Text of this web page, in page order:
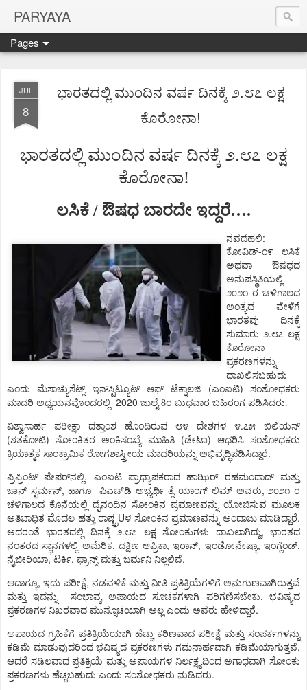
PARYAYA
Pages
JUL
8
ಭಾರತದಲ್ಲಿ ಮುಂದಿನ ವರ್ಷ ದಿನಕ್ಕೆ ೨.೮೭ ಲಕ್ಷ
ಕೊರೋನಾ!
ಭಾರತದಲ್ಲಿ ಮುಂದಿನ ವರ್ಷ ದಿನಕ್ಕೆ ೨.೮೭ ಲಕ್ಷ
ಕೊರೋನಾ!
ಲಸಿಕೆ / ಔಷಧ ಬಾರದೇ ಇದ್ದರೆ….
ನವದೆಹಲಿ:
ಕೋವಿಡ್-೧೯
ಲಸಿಕೆ
ಅಥವಾ
ಔಷಧದ
ಅನುಪಸ್ಥಿತಿಯಲ್ಲಿ
೨೦೨೧ ರ ಚಳಿಗಾಲದ
ಅಂತ್ಯದ
ವೇಳೆಗೆ
ಭಾರತವು
ದಿನಕ್ಕೆ
ಸುಮಾರು ೨.೮೭ ಲಕ್ಷ
ಕೊರೋನಾ
ಪ್ರಕರಣಗಳನ್ನು
ದಾಖಲಿಸಬಹುದು
ಎಂದು
ಮೆಸಾಚ್ಯುಸೆಟ್ಸ್ ಇನ್ಸ್ಟಿಟ್ಯೂಟ್ ಆಫ್ ಟೆಕ್ನಾಲಜಿ (ಎಂಐಟಿ)ಸಂಶೋಧಕರು
ಮಾದರಿ ಅಧ್ಯಯನವೊಂದರಲ್ಲಿ 2020 ಜುಲೈ 8ರ ಬುಧವಾರ ಬಹಿರಂಗ ಪಡಿಸಿದರು.
ವಿಶ್ವಾಸಾರ್ಹ ಪರೀಕ್ಷಾ ದತ್ತಾಂಶ ಹೊಂದಿರುವ ೮೪ ದೇಶಗಳ ೪.೭೫ ಬಿಲಿಯನ್
(ಶತಕೋಟಿ)ಸೋಂಕಿತರ ಅಂಕಿಸಂಖ್ಯೆ ಮಾಹಿತಿ(ಡೇಟಾ) ಆಧರಿಸಿ
ಸಂಶೋಧಕರು
ಕ್ರಿಯಾತ್ಮಕ ಸಾಂಕ್ರಾಮಿಕ ರೋಗಶಾಸ್ತ್ರೀಯ ಮಾದರಿಯನ್ನು ಅಭಿವೃದ್ಧಿಪಡಿಸಿದ್ದಾರೆ.
ಪ್ರಿಪ್ರಿಂಟ್ ಪೇಪರ್ನಲ್ಲಿ, ಎಂಐಟಿ ಪ್ರಾಧ್ಯಾಪಕರಾದ ಹಾಝಿರ್ ರಹಮಂದಾದ್
ಮತ್ತು
ಜಾನ್ ಸ್ಟರ್ಮನ್,ಹಾಗೂ ಪಿಎಚ್ಡಿ ಅಭ್ಯರ್ಥಿ ತ್ಸೆ ಯಾಂಗ್ ಲಿಮ್ ಅವರು,೨೦೨೧ ರ
ಚಳಿಗಾಲದ ಕೊನೆಯಲ್ಲಿ ದೈನಂದಿನ ಸೋಂಕಿನ ಪ್ರಮಾಣವನ್ನು ಯೋಜಿಸುವ ಮೂಲಕ
ಅತಿಬಾಧಿತ ಮೊದಲ ಹತ್ತು ರಾಷ್ಟ್ರ Uಳ ಸೋಂಕಿನ ಪ್ರಮಾಣವನ್ನು ಅಂದಾಜು ಮಾಡಿದ್ದಾರೆ.
ಅದರಂತೆ ಭಾರತದಲ್ಲಿ ದಿನಕ್ಕೆ ೨.೮೭ ಲಕ್ಷ ಸೋಂಕುಗಳು ದಾಖಲಾಗಿದ್ದು,ಭಾರತದ
ನಂತರದ ಸ್ಥಾನಗಳಲ್ಲಿ ಅಮೆರಿಕ, ದಕ್ಷಿಣ ಆಫ್ರಿಕಾ,ಇರಾನ್, ಇಂಡೋನೇಷ್ಯಾ,ಇಂಗ್ಲೆಂಡ್,
ನೈಜೀರಿಯಾ, ಟರ್ಕಿ, ಫ್ರಾನ್ಸ್ ಮತ್ತು ಜರ್ಮನಿ ನಿಲ್ಲಲಿವೆ.
ಆದಾಗ್ಯೂ,ಇದು ಪರೀಕ್ಷೆ, ನಡವಳಿಕೆ ಮತ್ತು ನೀತಿ ಪ್ರತಿಕ್ರಿಯೆಗಳಿಗೆ ಅನುಗುಣವಾಗಿರುತ್ತವೆ
ಮತ್ತು
ಇದನ್ನು ಸಂಭಾವ್ಯ ಅಪಾಯದ ಸೂಚಕಗಳಾಗಿ ಪರಿಗಣಿಸಬೇಕು,ಭವಿಷ್ಯದ
ಪ್ರಕರಣಗಳ ನಿಖರವಾದ ಮುನ್ಸೂಚಯಾಗಿ ಅಲ್ಲ ಎಂದು ಅವರು ಹೇಳಿದ್ದಾರೆ.
ಅಪಾಯದ ಗ್ರಹಿಕೆಗೆ ಪ್ರತಿಕ್ರಿಯೆಯಾಗಿ ಹೆಚ್ಚು ಕಠಿಣವಾದ ಪರೀಕ್ಷೆ ಮತ್ತು ಸಂಪರ್ಕಗಳನ್ನು
ಕಡಿಮೆ ಮಾಡುವುದರಿಂದ ಭವಿಷ್ಯದ ಪ್ರಕರಣಗಳು ಗಮನಾರ್ಹವಾಗಿ ಕಡಿಮೆಯಾಗುತ್ತವೆ,
ಆದರೆ ಸಡಿಲವಾದ ಪ್ರತಿಕ್ರಿಯೆ ಮತ್ತು ಅಪಾಯಗಳ ನಿರ್ಲಕ್ಷ್ಯದಿಂದ ಅಗಾಧವಾಗಿ ಸೋಂಕು
ಪ್ರಕರಣಗಳು ಹೆಚ್ಚಬಹುದು ಎಂದು ಸಂಶೋಧಕರು ನುಡಿದರು.